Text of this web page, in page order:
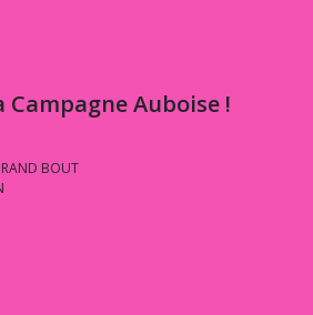
Campagne Auboise !
BOUT